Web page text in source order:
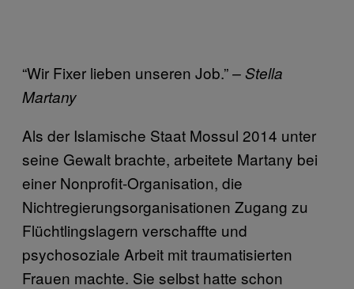
“Wir Fixer lieben unseren Job.”– Stella
Martany
Als der Islamische Staat Mossul 2014 unter
seine Gewalt brachte, arbeitete Martany bei
einer Nonprofit-Organisation, die
Nichtregierungsorganisationen Zugang zu
Flüchtlingslagern verschaffte und
psychosoziale Arbeit mit traumatisierten
Frauen machte. Sie selbst hatte schon